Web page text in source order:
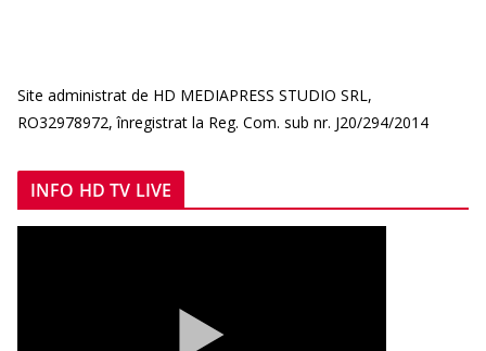
Site administrat de HD MEDIAPRESS STUDIO SRL,
RO32978972, înregistrat la Reg. Com. sub nr. J20/294/2014
INFO HD TV LIVE